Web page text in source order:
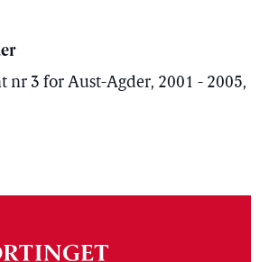
nr 3 for Aust-Agder, 2001 - 2005,